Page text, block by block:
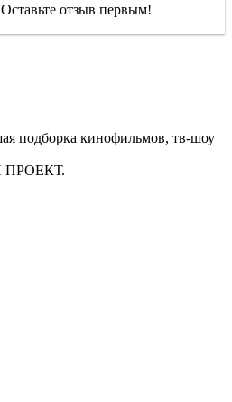
отзыв первым!
подборка кинофильмов, тв-шоу